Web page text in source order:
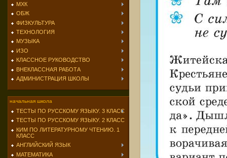
МХК
ОБЖ
ФИЗКУЛЬТУРА
ТЕХНОЛОГИЯ
МУЗЫКА
ИЗО
КЛАССНОЕ РУКОВОДСТВО
ВНЕКЛАССНАЯ РАБОТА
АДМИНИСТРАЦИЯ ШКОЛЫ
начальная школа
ТЕСТЫ ПО РУССКОМУ ЯЗЫКУ. 3 КЛАСС
ТЕСТЫ ПО РУССКОМУ ЯЗЫКУ. 2 КЛАСС
КИМ ПО ЛИТЕРАТУРНОМУ ЧТЕНИЮ. 1
КЛАСС
АНГЛИЙСКИЙ ЯЗЫК
МАТЕМАТИКА